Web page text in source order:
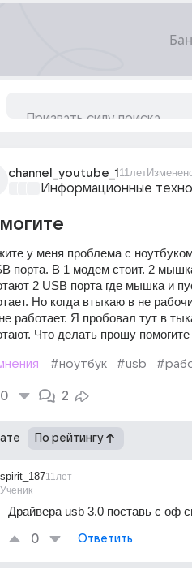
channel_youtube_1 11лет
Информационные
у меня проблема с
порта. В 1 модем стоит. 2
2 USB порта где мышка и
Но когда втыкаю в не
работает. Я пробовал тут в
Что делать прошу помогите
#ноутбук #usb
0 2
По рейтингу
spirit_187
Ученик
11лет
Драйвера usb 3.0 поставь с оф
0 Ответить